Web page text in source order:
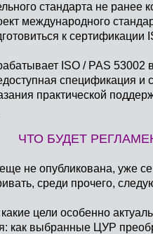
стандарта не ранее
международного
к сертификации
ISO / PAS 53002
спецификация и
практической
ЧТО БУДЕТ
не опубликована, уже
среди прочего,
цели особенно
как выбранные ЦУР